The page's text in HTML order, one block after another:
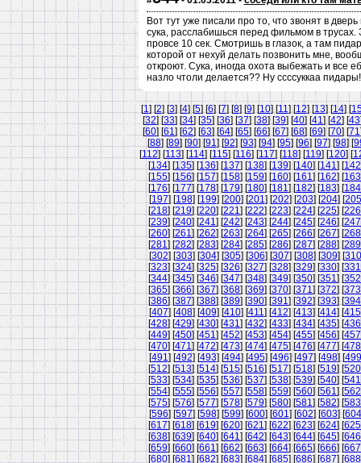
Вот тут уже писали про то, что звонят в
сука, расслабишься перед фильмом в
провсе 10 сек. Смотришь в глазок, а там
которой от нехуй делать позвонить мне,
откроют. Сука, иногда охота выбежать и все
назло чтоли делается?? Ну ссссуккаа
[1] [2] [3] [4] [5] [6] [7] [8] [9] [10] [11] [12] [13] [14] [
[32] [33] [34] [35] [36] [37] [38] [39] [40] [41] [42] [43
[60] [61] [62] [63] [64] [65] [66] [67] [68] [69] [70] [71
[88] [89] [90] [91] [92] [93] [94] [95] [96] [97] [98] [
[112] [113] [114] [115] [116] [117] [118] [119] [120] [
[134] [135] [136] [137] [138] [139] [140] [141] [142
[155] [156] [157] [158] [159] [160] [161] [162] [163
[176] [177] [178] [179] [180] [181] [182] [183] [184
[197] [198] [199] [200] [201] [202] [203] [204] [205
[218] [219] [220] [221] [222] [223] [224] [225] [226
[239] [240] [241] [242] [243] [244] [245] [246] [247
[260] [261] [262] [263] [264] [265] [266] [267] [268
[281] [282] [283] [284] [285] [286] [287] [288] [289
[302] [303] [304] [305] [306] [307] [308] [309] [310
[323] [324] [325] [326] [327] [328] [329] [330] [331
[344] [345] [346] [347] [348] [349] [350] [351] [352
[365] [366] [367] [368] [369] [370] [371] [372] [373
[386] [387] [388] [389] [390] [391] [392] [393] [394
[407] [408] [409] [410] [411] [412] [413] [414] [415
[428] [429] [430] [431] [432] [433] [434] [435] [436
[449] [450] [451] [452] [453] [454] [455] [456] [457
[470] [471] [472] [473] [474] [475] [476] [477] [478
[491] [492] [493] [494] [495] [496] [497] [498] [499
[512] [513] [514] [515] [516] [517] [518] [519] [520
[533] [534] [535] [536] [537] [538] [539] [540] [541
[554] [555] [556] [557] [558] [559] [560] [561] [562
[575] [576] [577] [578] [579] [580] [581] [582] [583
[596] [597] [598] [599] [600] [601] [602] [603] [604
[617] [618] [619] [620] [621] [622] [623] [624] [625
[638] [639] [640] [641] [642] [643] [644] [645] [646
[659] [660] [661] [662] [663] [664] [665] [666] [667
[680] [681] [682] [683] [684] [685] [686] [687] [688